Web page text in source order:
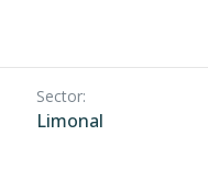
Sector:
Limonal